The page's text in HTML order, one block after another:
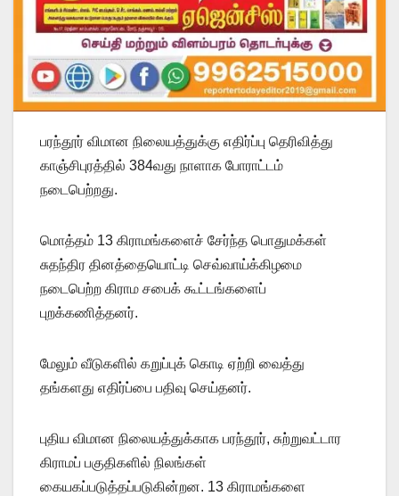
பரந்தூர் விமான நிலையத்துக்கு எதிர்ப்பு தெரிவித்து
காஞ்சிபுரத்தில் 384வது நாளாக போராட்டம்
நடைபெற்றது.
மொத்தம் 13 கிராமங்களைச் சேர்ந்த பொதுமக்கள்
சுதந்திர தினத்தையொட்டி செவ்வாய்க்கிழமை
நடைபெற்ற கிராம சபைக் கூட்டங்களைப்
புறக்கணித்தனர்.
மேலும் வீடுகளில் கறுப்புக் கொடி ஏற்றி வைத்து
தங்களது எதிர்ப்பை பதிவு செய்தனர்.
புதிய விமான நிலையத்துக்காக பரந்தூர், சுற்றுவட்டார
கிராமப் பகுதிகளில் நிலங்கள்
கையகப்படுத்தப்படுகின்றன. 13 கிராமங்களை